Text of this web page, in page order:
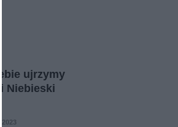
ujrzymy
Niebieski
2023